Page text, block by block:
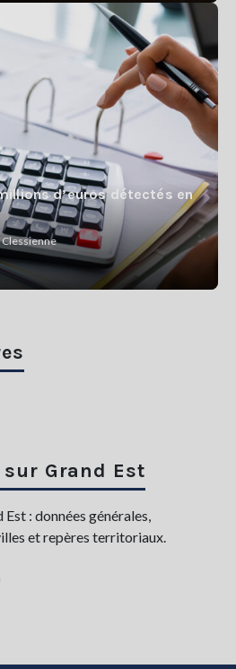
d’euros détectés en
Clessienne
Grand Est
: données générales,
et repères territoriaux.